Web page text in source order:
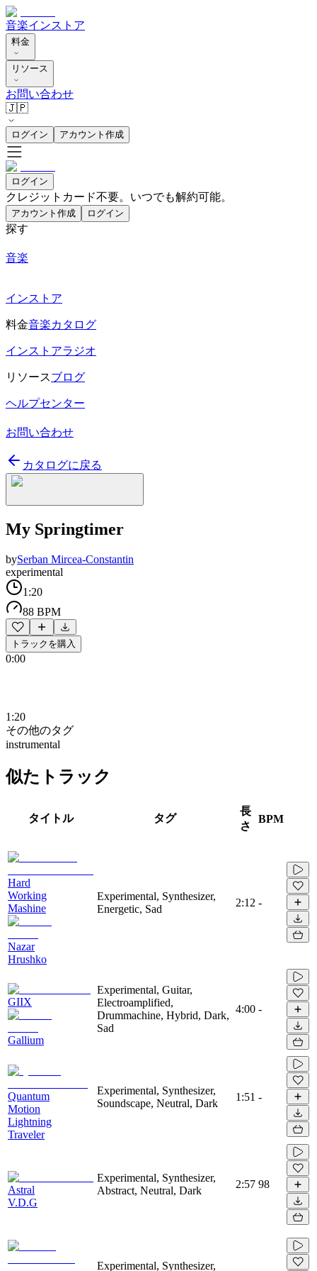
音楽インストア
料金
リソース
お問い合わせ
🇯🇵
ログイン アカウント作成
ログイン
クレジットカード不要。いつでも解約可能。
アカウント作成 ログイン
探す
音楽
インストア
料金音楽カタログ
インストアラジオ
リソースブログ
ヘルプセンター
お問い合わせ
カタログに戻る
My Springtimer
bySerban Mircea-Constantin
experimental
1:20
88 BPM
トラックを購入
0:00
1:20
その他のタグ
instrumental
似たトラック
タイトル タグ
長
さ
BPM
Hard
Working
Mashine
Nazar
Hrushko
Experimental, Synthesizer,
Energetic, Sad
2:12 -
GIIX
Gallium
Experimental, Guitar,
Electroamplified,
Drummachine, Hybrid, Dark,
Sad
4:00 -
Quantum
Motion
Lightning
Traveler
Experimental, Synthesizer,
Soundscape, Neutral, Dark
1:51 -
Astral
V.D.G
Experimental, Synthesizer,
Abstract, Neutral, Dark
2:57 98
Experimental, Synthesizer,